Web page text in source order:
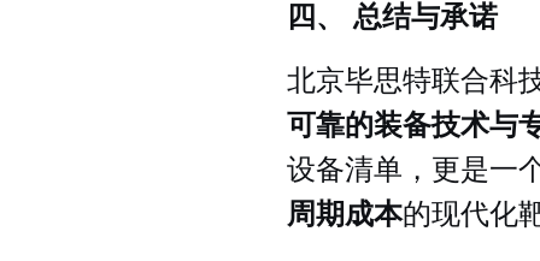
四、 总结与承诺
北京毕思特联合科
可靠的装备技术与
设备清单，更是一
周期成本的现代化